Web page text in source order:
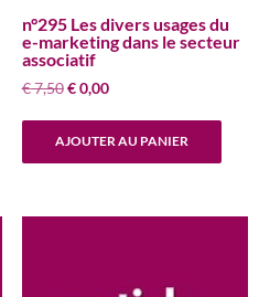
n°295 Les divers usages du
e-marketing dans le secteur
associatif
€7,50 Le
€0,00Le
AJOUTER AU PANIER